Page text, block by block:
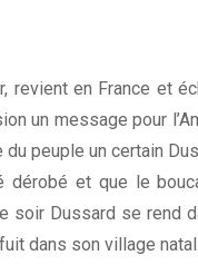
revient en France et
un message pour
peuple un certain
dérobé et que le
soir Dussard se rend
dans son village